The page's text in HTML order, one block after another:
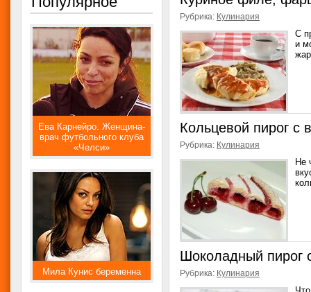
Рубрика: Кулинария
С
и
Кольцевой пирог с
Рубрика: Кулинария
Не
Шоколадный пирог
Рубрика: Кулинария
Ева Карнейро. Женщина-
врач футбольного клуба
«Челси»
Мила Кунис беременна